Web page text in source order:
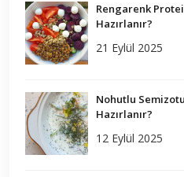
Rengarenk
Hazırlanır?
21 Eylül 2025
Nohutlu
Hazırlanır?
12 Eylül 2025